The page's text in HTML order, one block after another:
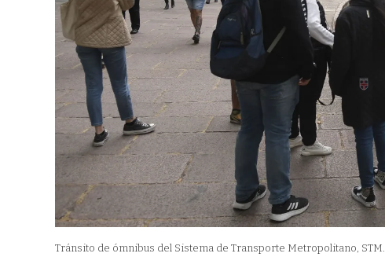
Tránsito de ómnibus del Sistema de Transporte Metropolitano, STM.